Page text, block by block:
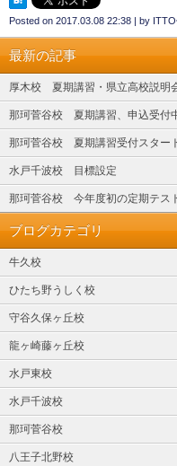
Posted on 2017.03.08 22:38 | by
最新の記事
厚木校 夏期講習・県立高校説明
那珂菅谷校 夏期講習、申込受付
那珂菅谷校 夏期講習受付スター
水戸千波校 目標設定
那珂菅谷校 今年度初の定期テス
ブログカテゴリ
牛久校
ひたち野うしく校
守谷久保ヶ丘校
龍ヶ崎藤ヶ丘校
水戸東校
水戸千波校
那珂菅谷校
八王子北野校